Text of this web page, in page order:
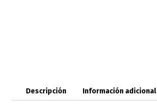
Descripción Información adicional